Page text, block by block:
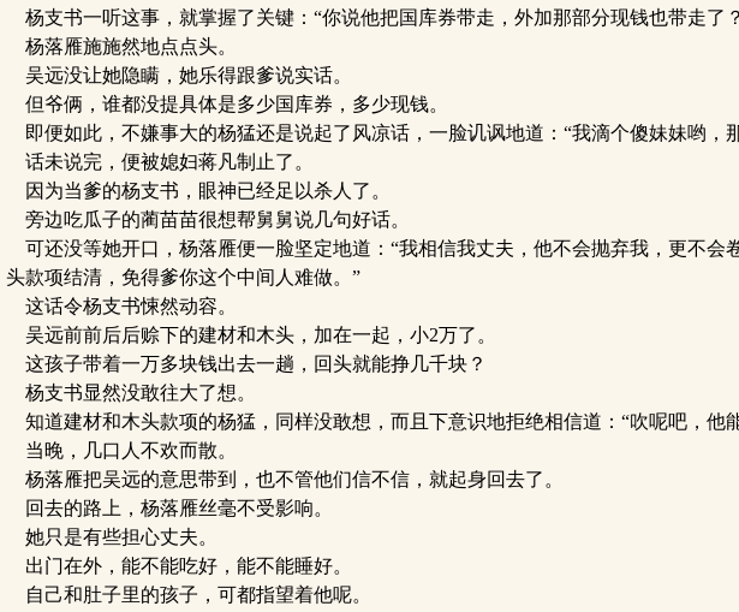
杨支书一听这事，就掌握了关键：“你说他把国库券带走，外加那部分现钱也带走了
杨落雁施施然地点点头。
吴远没让她隐瞒，她乐得跟爹说实话。
但爷俩，谁都没提具体是多少国库券，多少现钱。
即便如此，不嫌事大的杨猛还是说起了风凉话，一脸讥讽地道：“我滴个傻妹妹哟
话未说完，便被媳妇蒋凡制止了。
因为当爹的杨支书，眼神已经足以杀人了。
旁边吃瓜子的蔺苗苗很想帮舅舅说几句好话。
可还没等她开口，杨落雁便一脸坚定地道：“我相信我丈夫，他不会抛弃我，更不
头款项结清，免得爹你这个中间人难做。”
这话令杨支书悚然动容。
吴远前前后后赊下的建材和木头，加在一起，小2万了。
这孩子带着一万多块钱出去一趟，回头就能挣几千块？
杨支书显然没敢往大了想。
知道建材和木头款项的杨猛，同样没敢想，而且下意识地拒绝相信道：“吹呢吧，他
当晚，几口人不欢而散。
杨落雁把吴远的意思带到，也不管他们信不信，就起身回去了。
回去的路上，杨落雁丝毫不受影响。
她只是有些担心丈夫。
出门在外，能不能吃好，能不能睡好。
自己和肚子里的孩子，可都指望着他呢。